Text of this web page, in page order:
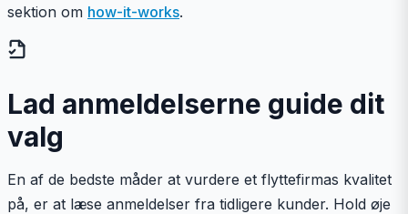
sektion om how-it-works.
Lad anmeldelserne guide dit
valg
En af de bedste måder at vurdere et flyttefirmas kvalitet
på, er at læse anmeldelser fra tidligere kunder. Hold øje